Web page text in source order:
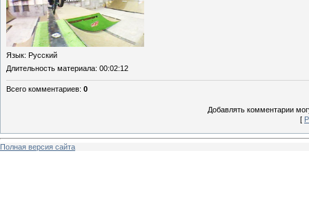
Язык: Русский
Длительность материала: 00:02:12
Всего комментариев: 0
Добавлять комментарии
[
Полная версия сайта